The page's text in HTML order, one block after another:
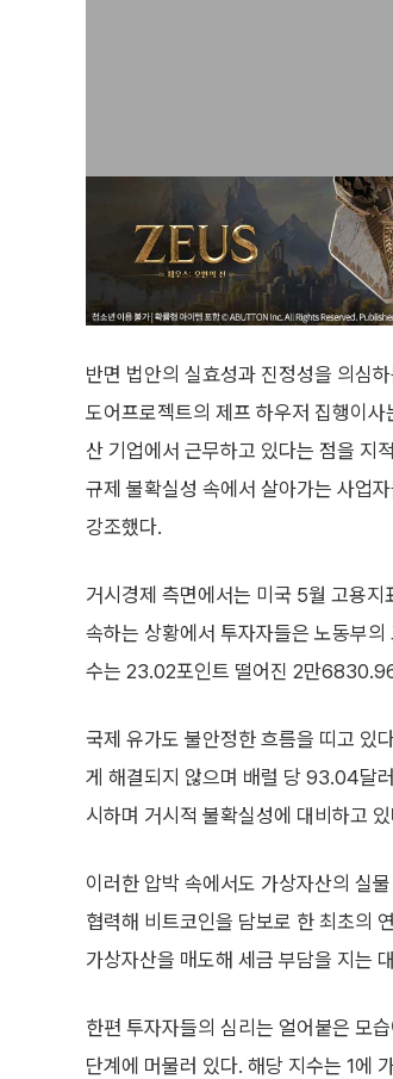
반면 법안의 실효성과 진정성을 의심
도어프로젝트의 제프 하우저 집행이
산 기업에서 근무하고 있다는 점을 지
규제 불확실성 속에서 살아가는 사업
강조했다.
거시경제 측면에서는 미국 5월 고용
속하는 상황에서 투자자들은 노동부의
수는 23.02포인트 떨어진 2만
국제 유가도 불안정한 흐름을 띠고 있
게 해결되지 않으며 배럴 당 93.04달
시하며 거시적 불확실성에 대비하고
이러한 압박 속에서도 가상자산의 실
협력해 비트코인을 담보로 한 최초의
가상자산을 매도해 세금 부담을 지는
한편 투자자들의 심리는 얼어붙은 모
단계에 머물러 있다. 해당 지수는 1에